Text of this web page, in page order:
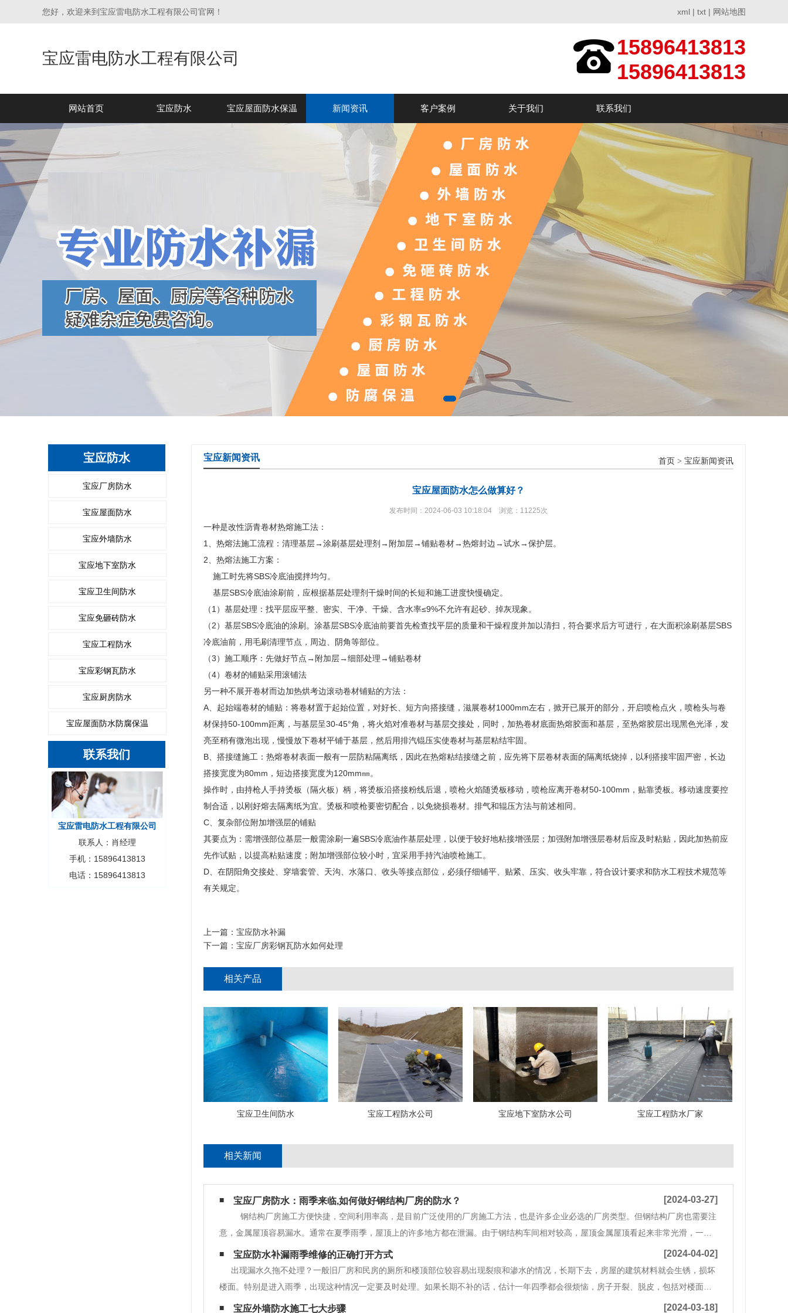
您好，欢迎来到宝应雷电防水工程有限公司官网！ xml | txt | 网站地图
宝应雷电防水工程有限公司
15896413813
15896413813
网站首页 宝应防水 宝应屋面防水保温 新闻资讯 客户案例 关于我们 联系我们
宝应防水
宝应厂房防水
宝应屋面防水
宝应外墙防水
宝应地下室防水
宝应卫生间防水
宝应免砸砖防水
宝应工程防水
宝应彩钢瓦防水
宝应厨房防水
宝应屋面防水防腐保温
联系我们
宝应雷电防水工程有限公司
联系人：肖经理
手机：15896413813
电话：15896413813
宝应新闻资讯 首页 > 宝应新闻资讯
宝应屋面防水怎么做算好？
发布时间：2024-06-03 10:18:04 浏览：11225次
一种是改性沥青卷材热熔施工法：
1、热熔法施工流程：清理基层→涂刷基层处理剂→附加层→铺贴卷材→热熔封边→试水→保护层。
2、热熔法施工方案：
施工时先将SBS冷底油搅拌均匀。
基层SBS冷底油涂刷前，应根据基层处理剂干燥时间的长短和施工进度快慢确定。
（1）基层处理：找平层应平整、密实、干净、干燥、含水率≤9%不允许有起砂、掉灰现象。
（2）基层SBS冷底油的涂刷。涂基层SBS冷底油前要首先检查找平层的质量和干燥程度并加以清扫，符合要求后方可进行，在大面积涂刷基层SBS
冷底油前，用毛刷清理节点，周边、阴角等部位。
（3）施工顺序：先做好节点→附加层→细部处理→铺贴卷材
（4）卷材的铺贴采用滚铺法
另一种不展开卷材而边加热烘考边滚动卷材铺贴的方法：
A、起始端卷材的铺贴：将卷材置于起始位置，对好长、短方向搭接缝，滋展卷材1000mm左右，掀开已展开的部分，开启喷枪点火，喷枪头与卷
材保持50-100mm距离，与基层呈30-45°角，将火焰对准卷材与基层交接处，同时，加热卷材底面热熔胶面和基层，至热熔胶层出现黑色光泽，发
亮至稍有微泡出现，慢慢放下卷材平铺于基层，然后用排汽锟压实使卷材与基层粘结牢固。
B、搭接缝施工：热熔卷材表面一般有一层防粘隔离纸，因此在热熔粘结接缝之前，应先将下层卷材表面的隔离纸烧掉，以利搭接牢固严密，长边
搭接宽度为80mm，短边搭接宽度为120mm㎜。
操作时，由持枪人手持烫板（隔火板）柄，将烫板沿搭接粉线后退，喷枪火焰随烫板移动，喷枪应离开卷材50-100mm，贴靠烫板。移动速度要控
制合适，以刚好熔去隔离纸为宜。烫板和喷枪要密切配合，以免烧损卷材。排气和辊压方法与前述相同。
C、复杂部位附加增强层的铺贴
其要点为：需增强部位基层一般需涂刷一遍SBS冷底油作基层处理，以便于较好地粘接增强层；加强附加增强层卷材后应及时粘贴，因此加热前应
先作试贴，以提高粘贴速度；附加增强部位较小时，宜采用手持汽油喷枪施工。
D、在阴阳角交接处、穿墙套管、天沟、水落口、收头等接点部位，必须仔细铺平、贴紧、压实、收头牢靠，符合设计要求和防水工程技术规范等
有关规定。
上一篇： 宝应防水补漏
下一篇： 宝应厂房彩钢瓦防水如何处理
相关产品
宝应卫生间防水 宝应工程防水公司 宝应地下室防水公司 宝应工程防水厂家
相关新闻
宝应厂房防水：雨季来临,如何做好钢结构厂房的防水？ [2024-03-27]
钢结构厂房施工方便快捷，空间利用率高，是目前广泛使用的厂房施工方法，也是许多企业必选的厂房类型。但钢结构厂房也需要注
意，金属屋顶容易漏水。通常在夏季雨季，屋顶上的许多地方都在泄漏。由于钢结构车间相对较高，屋顶金属屋顶看起来非常光滑，一般
物流人员不敢爬上去看泄漏点。问题是，即使你发现了泄漏点，工厂的普通员工也无能为力，因为金属屋顶泄漏不容易弥补，难以弥补。
许多人试图自己修
宝应防水补漏雨季维修的正确打开方式 [2024-04-02]
出现漏水久拖不处理？一般旧厂房和民房的厕所和楼顶部位较容易出现裂痕和渗水的情况，长期下去，房屋的建筑材料就会生锈，损坏
楼面。特别是进入雨季，出现这种情况一定要及时处理。如果长期不补的话，估计一年四季都会很烦恼，房子开裂、脱皮，包括对楼面整
体的危害性也比较大。图方便，贪便宜，找路边“补漏族”？进入雨季，大街上一些流动的“补漏族”开始活跃起来，一旦发现建筑物有裂痕或
宝应外墙防水施工七大步骤 [2024-03-18]